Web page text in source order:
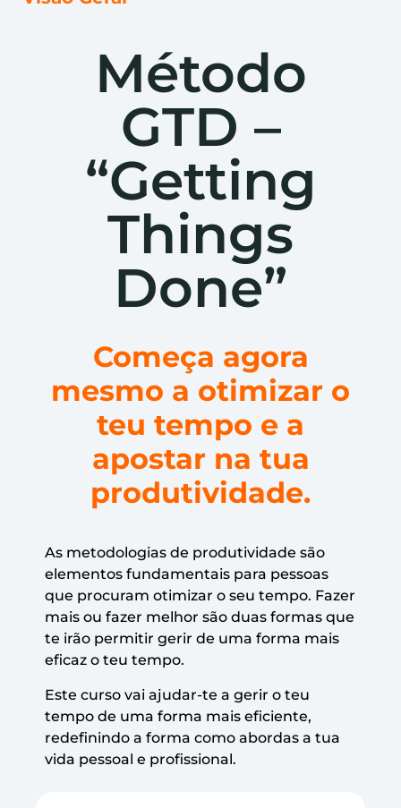
Método
GTD –
“Getting
Things
Done”
Começa agora
mesmo a otimizar o
teu tempo e a
apostar na tua
produtividade.
As metodologias de produtividade são
elementos fundamentais para pessoas
que procuram otimizar o seu tempo. Fazer
mais ou fazer melhor são duas formas que
te irão permitir gerir de uma forma mais
eficaz o teu tempo.
Este curso vai ajudar-te a gerir o teu
tempo de uma forma mais eficiente,
redefinindo a forma como abordas a tua
vida pessoal e profissional.